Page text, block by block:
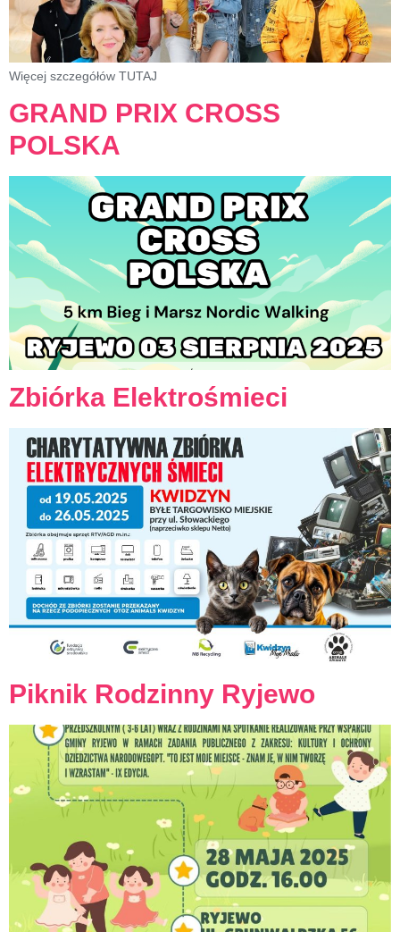
Więcej szczegółów TUTAJ
GRAND PRIX CROSS
POLSKA
Zbiórka Elektrośmieci
Piknik Rodzinny Ryjewo